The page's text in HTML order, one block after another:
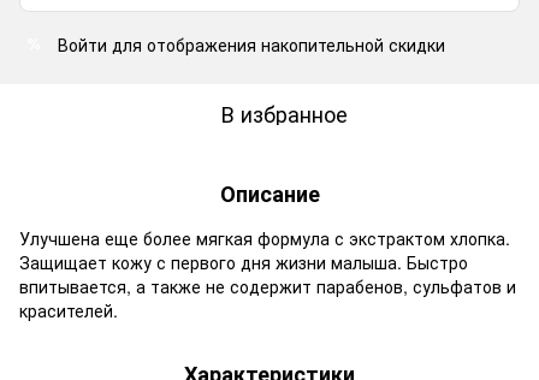
Войти для отображения накопительной скидки
В избранное
Описание
Улучшена еще более мягкая формула с экстрактом хлопка.
Защищает кожу с первого дня жизни малыша. Быстро
впитывается, а также не содержит парабенов, сульфатов и
красителей.
Характеристики